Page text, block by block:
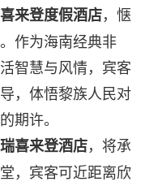
来登度假酒店，惬
作为海南经典非
智慧与风情，宾客
，体悟黎族人民对
期许。
喜来登酒店，将承
，宾客可近距离欣